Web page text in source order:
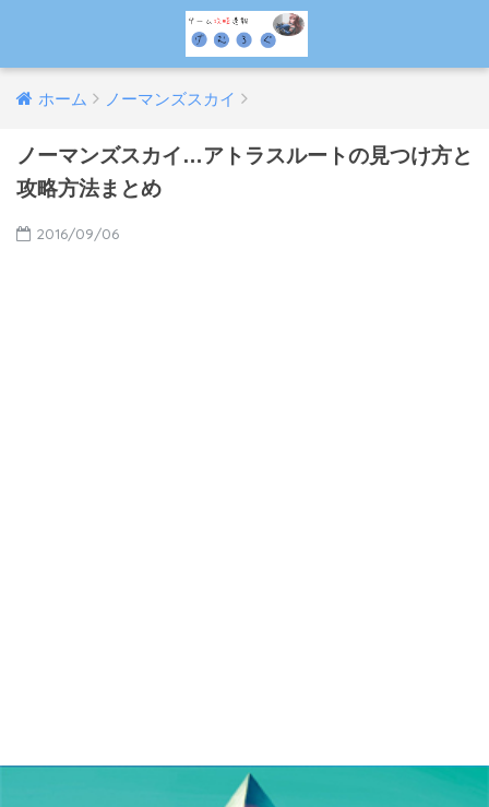
ホーム ノーマンズスカイ
ノーマンズスカイ…アトラスルートの見つけ方と
攻略方法まとめ
2016/09/06